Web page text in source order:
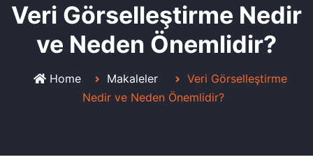
Veri Görselleştirme Nedir
ve Neden Önemlidir?
Home Makaleler
Veri Görselleştirme
Nedir ve Neden Önemlidir?